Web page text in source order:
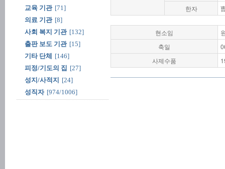
교육 기관 [71]
의료 기관 [8]
사회 복지 기관 [132]
출판 보도 기관 [15]
기타 단체
[146]
피정/기도의 집 [27]
성지/사적지
[24]
성직자 [974/1006]
한자
현소임
축일
사제수품